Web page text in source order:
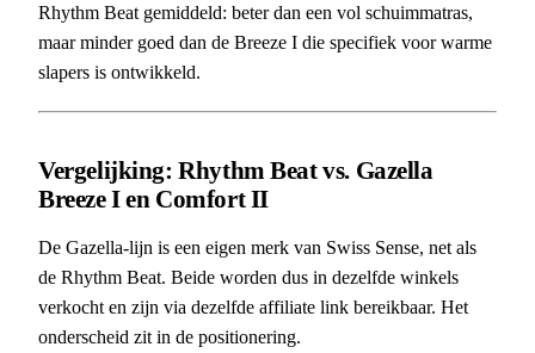
Rhythm Beat gemiddeld: beter dan een vol schuimmatras,
maar minder goed dan de Breeze I die specifiek voor warme
slapers is ontwikkeld.
Vergelijking: Rhythm Beat vs. Gazella
Breeze I en Comfort II
De Gazella-lijn is een eigen merk van Swiss Sense, net als
de Rhythm Beat. Beide worden dus in dezelfde winkels
verkocht en zijn via dezelfde affiliate link bereikbaar. Het
onderscheid zit in de positionering.